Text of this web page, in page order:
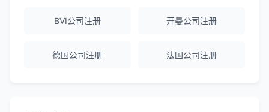
Michael Liu ★★★★☆
BVI公司注册 开曼公司注册
德国公司注册 法国公司注册